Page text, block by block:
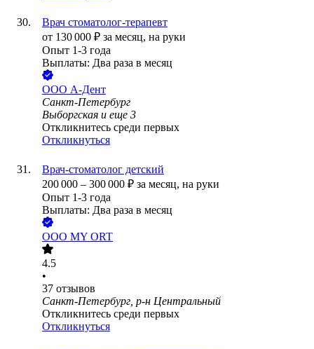
Врач стоматолог-терапевт
от 130 000 ₽ за месяц, на руки
Опыт 1-3 года
Выплаты: Два раза в месяц
ООО А-Дент
Санкт-Петербург
Выборгская и еще 3
Откликнитесь среди первых
Откликнуться
Врач-стоматолог детский
200 000 – 300 000 ₽ за месяц, на руки
Опыт 1-3 года
Выплаты: Два раза в месяц
ООО MY ORT
4.5
•
37 отзывов
Санкт-Петербург, р-н Центральный
Откликнитесь среди первых
Откликнуться